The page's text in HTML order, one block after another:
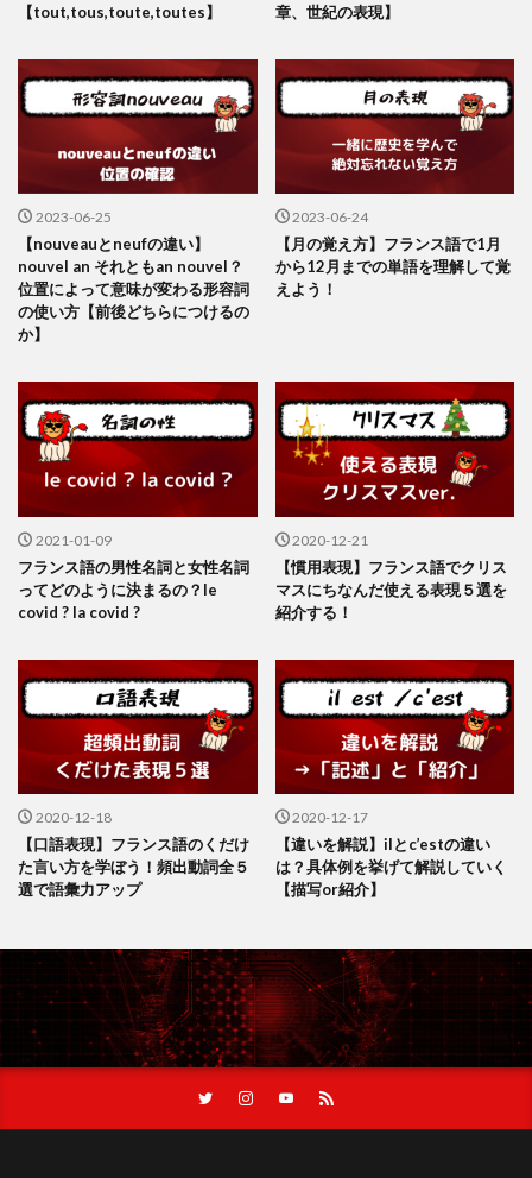
【tout,tous,toute,toutes】
章、世紀の表現】
2023-06-25
【nouveauとneufの違い】
nouvel an それともan nouvel？
位置によって意味が変わる形容詞
の使い方【前後どちらにつけるの
か】
2023-06-24
【月の覚え方】フランス語で1月
から12月までの単語を理解して覚
えよう！
2021-01-09
フランス語の男性名詞と女性名詞
ってどのように決まるの？le
covid ? la covid ?
2020-12-21
【慣用表現】フランス語でクリス
マスにちなんだ使える表現５選を
紹介する！
2020-12-18
【口語表現】フランス語のくだけ
た言い方を学ぼう！頻出動詞全５
選で語彙力アップ
2020-12-17
【違いを解説】ilとc’estの違い
は？具体例を挙げて解説していく
【描写or紹介】